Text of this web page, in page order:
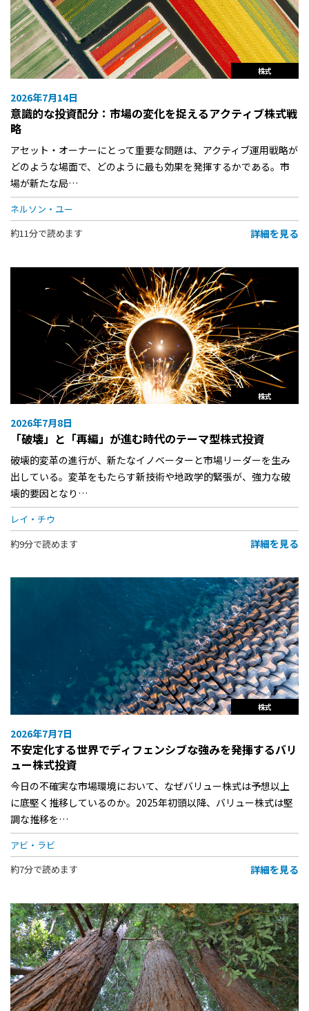
株式
2026年7月14日
意識的な投資配分：市場の変化を捉えるアクティブ株式戦
略
アセット・オーナーにとって重要な問題は、アクティブ運用戦略が
どのような場面で、どのように最も効果を発揮するかである。市
場が新たな局…
ネルソン・ユー
約11分で読めます
詳細を見る
株式
2026年7月8日
「破壊」と「再編」が進む時代のテーマ型株式投資
破壊的変革の進行が、新たなイノベーターと市場リーダーを生み
出している。変革をもたらす新技術や地政学的緊張が、強力な破
壊的要因となり…
レイ・チウ
約9分で読めます
詳細を見る
株式
2026年7月7日
不安定化する世界でディフェンシブな強みを発揮するバリ
ュー株式投資
今日の不確実な市場環境において、なぜバリュー株式は予想以上
に底堅く推移しているのか。2025年初頭以降、バリュー株式は堅
調な推移を…
アビ・ラビ
約7分で読めます
詳細を見る